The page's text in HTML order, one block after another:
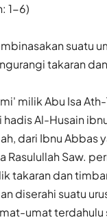
1-6)
suatu
takaran
milik Abu Isa
Al-Husain
dari Ibnu Abbas
Rasulullah Saw.
takaran dan
diserahi suatu
umat terdahulu